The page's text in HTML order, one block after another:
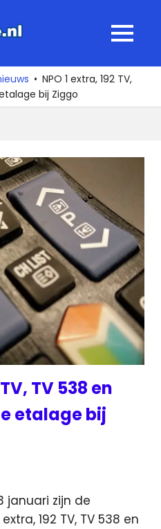
MENU
NPO 1 extra, 192 TV,
bij Ziggo
TV 538 en
etalage bij
januari zijn de
192 TV, TV 538 en